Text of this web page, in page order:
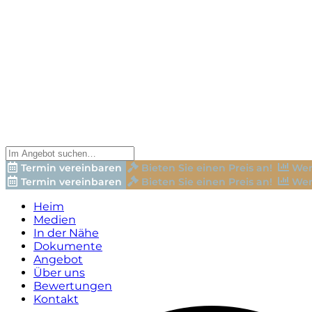
Termin vereinbaren Bieten Sie einen Preis an!
Termin vereinbaren
Bieten Sie einen Preis an!
Heim
Medien
In der Nähe
Dokumente
Angebot
Über uns
Bewertungen
Kontakt